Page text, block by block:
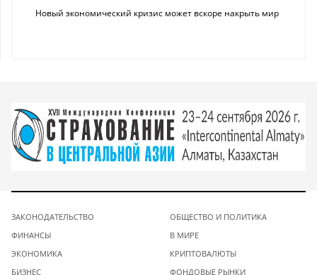
Новый экономический кризис может вскоре накрыть мир
ЗАКОНОДАТЕЛЬСТВО
ФИНАНСЫ
ЭКОНОМИКА
БИЗНЕС
ОБЩЕСТВО И ПОЛИТИКА
В МИРЕ
КРИПТОВАЛЮТЫ
ФОНДОВЫЕ РЫНКИ